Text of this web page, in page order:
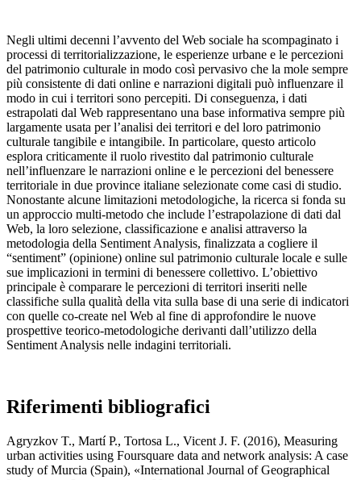
Negli ultimi decenni l’avvento del Web sociale ha scompaginato i
processi di territorializzazione, le esperienze urbane e le percezioni
del patrimonio culturale in modo così pervasivo che la mole sempre
più consistente di dati online e narrazioni digitali può influenzare il
modo in cui i territori sono percepiti. Di conseguenza, i dati
estrapolati dal Web rappresentano una base informativa sempre più
largamente usata per l’analisi dei territori e del loro patrimonio
culturale tangibile e intangibile. In particolare, questo articolo
esplora criticamente il ruolo rivestito dal patrimonio culturale
nell’influenzare le narrazioni online e le percezioni del benessere
territoriale in due province italiane selezionate come casi di studio.
Nonostante alcune limitazioni metodologiche, la ricerca si fonda su
un approccio multi-metodo che include l’estrapolazione di dati dal
Web, la loro selezione, classificazione e analisi attraverso la
metodologia della Sentiment Analysis, finalizzata a cogliere il
“sentiment” (opinione) online sul patrimonio culturale locale e sulle
sue implicazioni in termini di benessere collettivo. L’obiettivo
principale è comparare le percezioni di territori inseriti nelle
classifiche sulla qualità della vita sulla base di una serie di indicatori
con quelle co-create nel Web al fine di approfondire le nuove
prospettive teorico-metodologiche derivanti dall’utilizzo della
Sentiment Analysis nelle indagini territoriali.
Riferimenti bibliografici
Agryzkov T., Martí P., Tortosa L., Vicent J. F. (2016), Measuring
urban activities using Foursquare data and network analysis: A case
study of Murcia (Spain), «International Journal of Geographical